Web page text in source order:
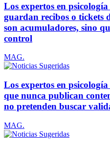
Los expertos en
guardan recibos o tickets
son acumuladores, sino
control
MAG.
Los expertos en
que nunca publican
no pretenden buscar
MAG.